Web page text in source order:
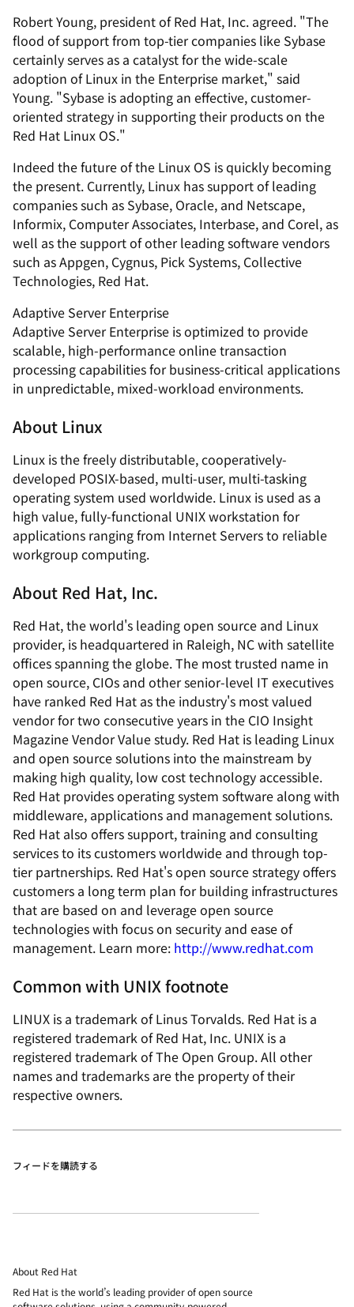
Robert Young, president of Red Hat, Inc. agreed. "The
flood of support from top-tier companies like Sybase
certainly serves as a catalyst for the wide-scale
adoption of Linux in the Enterprise market," said
Young. "Sybase is adopting an effective, customer-
oriented strategy in supporting their products on the
Red Hat Linux OS."
Indeed the future of the Linux OS is quickly becoming
the present. Currently, Linux has support of leading
companies such as Sybase, Oracle, and Netscape,
Informix, Computer Associates, Interbase, and Corel, as
well as the support of other leading software vendors
such as Appgen, Cygnus, Pick Systems, Collective
Technologies, Red Hat.
Adaptive Server Enterprise
Adaptive Server Enterprise is optimized to provide
scalable, high-performance online transaction
processing capabilities for business-critical applications
in unpredictable, mixed-workload environments.
About Linux
Linux is the freely distributable, cooperatively-
developed POSIX-based, multi-user, multi-tasking
operating system used worldwide. Linux is used as a
high value, fully-functional UNIX workstation for
applications ranging from Internet Servers to reliable
workgroup computing.
About Red Hat, Inc.
Red Hat, the world's leading open source and Linux
provider, is headquartered in Raleigh, NC with satellite
offices spanning the globe. The most trusted name in
open source, CIOs and other senior-level IT executives
have ranked Red Hat as the industry's most valued
vendor for two consecutive years in the CIO Insight
MagazineVendor Value study. Red Hat is leading Linux
and open source solutions into the mainstream by
making high quality, low cost technology accessible.
Red Hat provides operating system software along with
middleware, applications and management solutions.
Red Hat also offers support, training and consulting
services to its customers worldwide and through top-
tier partnerships. Red Hat's open source strategy offers
customers a long term plan for building infrastructures
that are based on and leverage open source
technologies with focus on security and ease of
management. Learn more: http://www.redhat.com
Common with UNIX footnote
LINUX is a trademark of Linus Torvalds. Red Hat is a
registered trademark of Red Hat, Inc. UNIX is a
registered trademark of The Open Group. All other
names and trademarks are the property of their
respective owners.
フィードを購読する
About Red Hat
Red Hat is the world’s leading provider of open source